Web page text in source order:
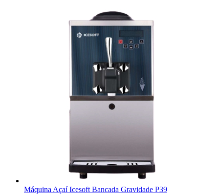
Máquina Açaí Icesoft Bancada Gravidade P39